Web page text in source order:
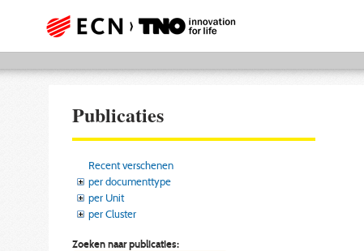
Publicaties
Recent verschenen
per documenttype
per Unit
per Cluster
Zoeken naar publicaties: